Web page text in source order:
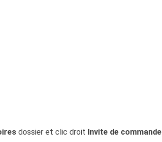
dossier et clic droit Invite de commande